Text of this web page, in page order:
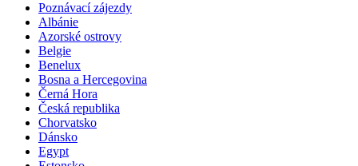
Poznávací zájezdy
Albánie
Azorské ostrovy
Belgie
Benelux
Bosna a Hercegovina
Černá Hora
Česká republika
Chorvatsko
Dánsko
Egypt